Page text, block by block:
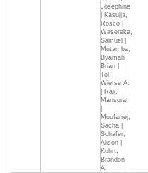
Josephine
| Kasujja,
Rosco |
Wasereka,
Samuel |
Mutamba,
Byamah
Brian |
Tol,
Wietse A.
| Raji,
Mansurat
Moufarrej,
Sacha |
Schafer,
Alison |
Kohrt,
Brandon
A.